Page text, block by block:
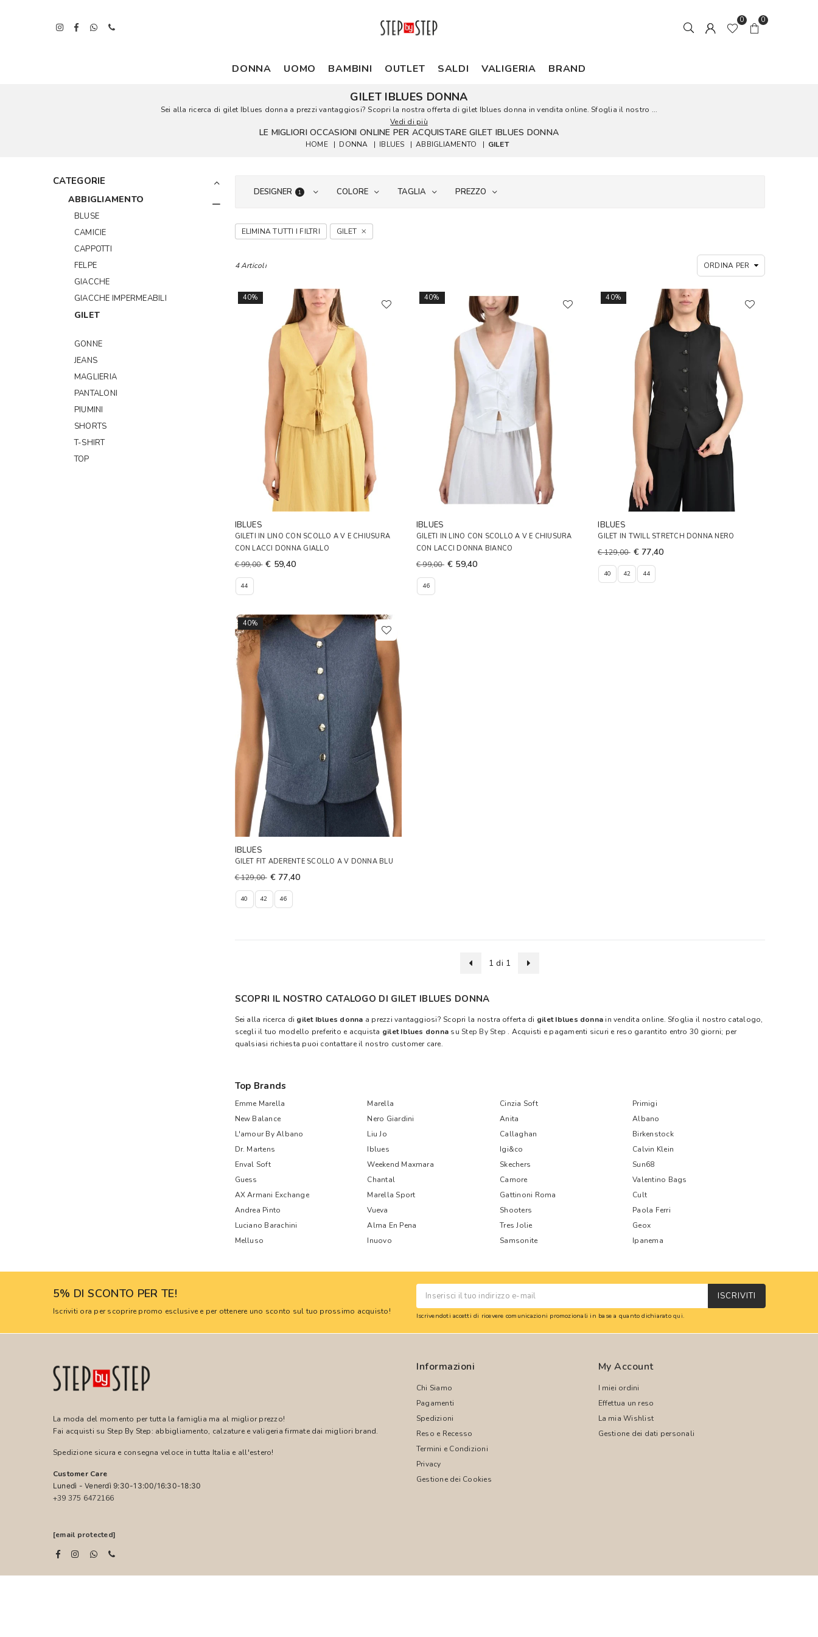
0 0
DONNA UOMO BAMBINI OUTLET SALDI VALIGERIA BRAND
GILET IBLUES DONNA
Sei alla ricerca di gilet Iblues donna a prezzi vantaggiosi? Scopri la nostra offerta di gilet Iblues donna in vendita online. Sfoglia il nostro ...
Vedi di più
LE MIGLIORI OCCASIONI ONLINE PER ACQUISTARE GILET IBLUES DONNA
HOME | DONNA | IBLUES | ABBIGLIAMENTO | GILET
CATEGORIE
ABBIGLIAMENTO
BLUSE
CAMICIE
CAPPOTTI
FELPE
GIACCHE
GIACCHE IMPERMEABILI
GILET
GONNE
JEANS
MAGLIERIA
PANTALONI
PIUMINI
SHORTS
T-SHIRT
TOP
DESIGNER 1 COLORE TAGLIA PREZZO
ELIMINA TUTTI I FILTRI GILET
4 Articoli
40%
IBLUES
GILETI IN LINO CON SCOLLO A V E CHIUSURA
CON LACCI DONNA GIALLO
€ 99,00 € 59,40
44
40%
IBLUES
GILETI IN LINO CON SCOLLO A V E CHIUSURA
CON LACCI DONNA BIANCO
€ 99,00 € 59,40
46
40%
IBLUES
GILET IN TWILL STRETCH DONNA NERO
€ 129,00 € 77,40
40 42 44
40%
IBLUES
GILET FIT ADERENTE SCOLLO A V DONNA BLU
€ 129,00 € 77,40
40 42 46
1 di 1
SCOPRI IL NOSTRO CATALOGO DI GILET IBLUES DONNA
Sei alla ricerca di gilet Iblues donna a prezzi vantaggiosi? Scopri la nostra offerta di gilet Iblues donna in vendita online. Sfoglia il nostro catalogo,
scegli il tuo modello preferito e acquista gilet Iblues donna suStep By Step . Acquisti e pagamenti sicuri e reso garantito entro 30 giorni; per
qualsiasi richiesta puoi contattare il nostro customer care.
Top Brands
Emme Marella Marella Cinzia Soft
Primigi
New Balance
Nero Giardini Anita
Albano
L'amour By Albano
Liu Jo Callaghan
Birkenstock
Dr. Martens
Iblues Igi&co
Calvin Klein
Enval Soft
Weekend Maxmara Skechers
Sun68
Guess
Chantal Camore
Valentino Bags
AX Armani Exchange
Marella Sport Gattinoni Roma
Cult
Andrea Pinto
Vueva Shooters
Paola Ferri
Luciano Barachini
Alma En Pena Tres Jolie
Geox
Melluso
Inuovo Samsonite Ipanema
5% DI SCONTO PER TE!
Iscriviti ora per scoprire promo esclusive e per ottenere uno sconto sul tuo prossimo acquisto!
ISCRIVITI
Iscrivendoti accetti di ricevere comunicazioni promozionali in base a quanto dichiaratoqui.
La moda del momento per tutta la famiglia ma al miglior prezzo!
Fai acquisti su Step By Step: abbigliamento, calzature e valigeria firmate dai migliori brand.
Spedizione sicura e consegna veloce in tutta Italia e all'estero!
Customer Care
Lunedì - Venerdì 9:30-13:00/16:30-18:30
+39 375 6472166
[email protected]
Informazioni
Chi Siamo
Pagamenti
Spedizioni
Reso e Recesso
Termini e Condizioni
Privacy
Gestione dei Cookies
My Account
I miei ordini
Effettua un reso
La mia Wishlist
Gestione dei dati personali